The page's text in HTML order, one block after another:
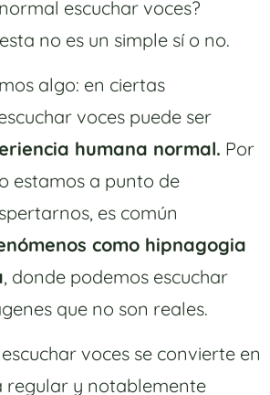
escuchar voces?
no es un simple sí o no.
algo: en ciertas
voces puede ser
humana normal. Por
estamos a punto de
es común
como hipnagogia
, donde podemos escuchar
que no son reales.
voces se convierte en
regular y notablemente